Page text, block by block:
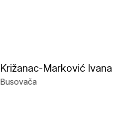
Križanac-Marković Ivana
Busovača